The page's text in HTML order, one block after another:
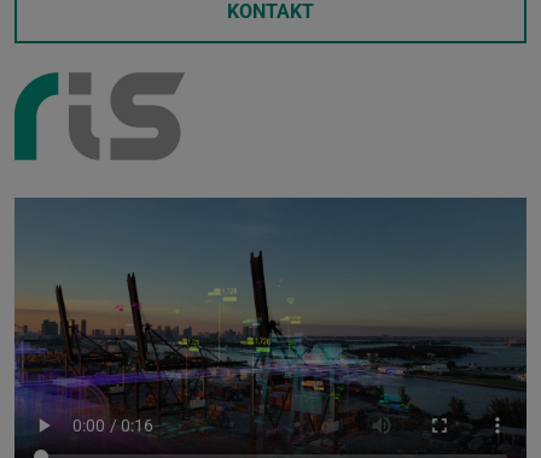
KONTAKT